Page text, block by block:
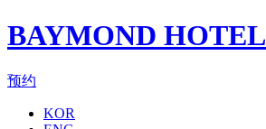
BAYMOND HOTEL
预约
KOR